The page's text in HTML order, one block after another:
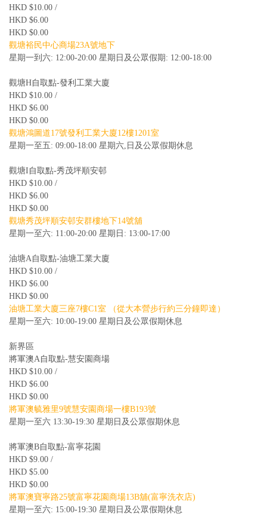
HKD $10.00 /
HKD $6.00
HKD $0.00
觀塘裕民中心商場23A號地下
星期一到六: 12:00-20:00 星期日及公眾假期: 12:00-18:00
觀塘H自取點-發利工業大廈
HKD $10.00 /
HKD $6.00
HKD $0.00
觀塘鴻圖道17號發利工業大廈12樓1201室
星期一至五: 09:00-18:00 星期六,日及公眾假期休息
觀塘I自取點-秀茂坪順安邨
HKD $10.00 /
HKD $6.00
HKD $0.00
觀塘秀茂坪順安邨安群樓地下14號舖
星期一至六: 11:00-20:00 星期日: 13:00-17:00
油塘A自取點-油塘工業大廈
HKD $10.00 /
HKD $6.00
HKD $0.00
油塘工業大廈三座7樓C1室 （從大本營步行約三分鐘即達）
星期一至六: 10:00-19:00 星期日及公眾假期休息
新界區
將軍澳A自取點-慧安園商場
HKD $10.00 /
HKD $6.00
HKD $0.00
將軍澳毓雅里9號慧安園商場一樓B193號
星期一至六 13:30-19:30 星期日及公眾假期休息
將軍澳B自取點-富寧花園
HKD $9.00 /
HKD $5.00
HKD $0.00
將軍澳寶寧路25號富寧花園商場13B舖(富寧洗衣店)
星期一至六: 15:00-19:30 星期日及公眾假期休息